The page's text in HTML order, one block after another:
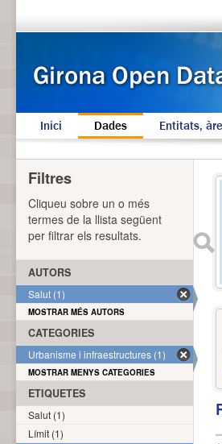
Inici Dades Entitats,
Filtres
Cliqueu sobre un o més
termes de la llista següent
per filtrar els resultats.
AUTORS
Salut (1)
MOSTRAR MÉS AUTORS
CATEGORIES
Urbanisme i infraestructures (1)
MOSTRAR MENYS CATEGORIES
ETIQUETES
Salut (1)
Límit (1)